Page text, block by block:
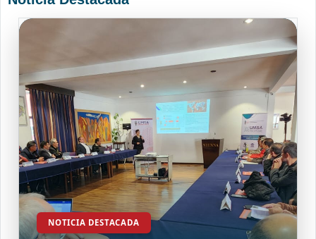
NOTICIA DESTACADA